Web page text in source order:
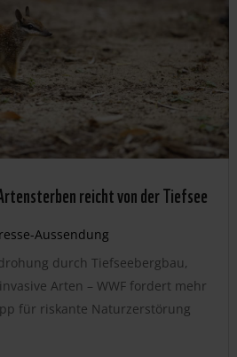
reicht von der Tiefsee
Aussendung
durch Tiefseebergbau,
Arten – WWF fordert mehr
für riskante Naturzerstörung